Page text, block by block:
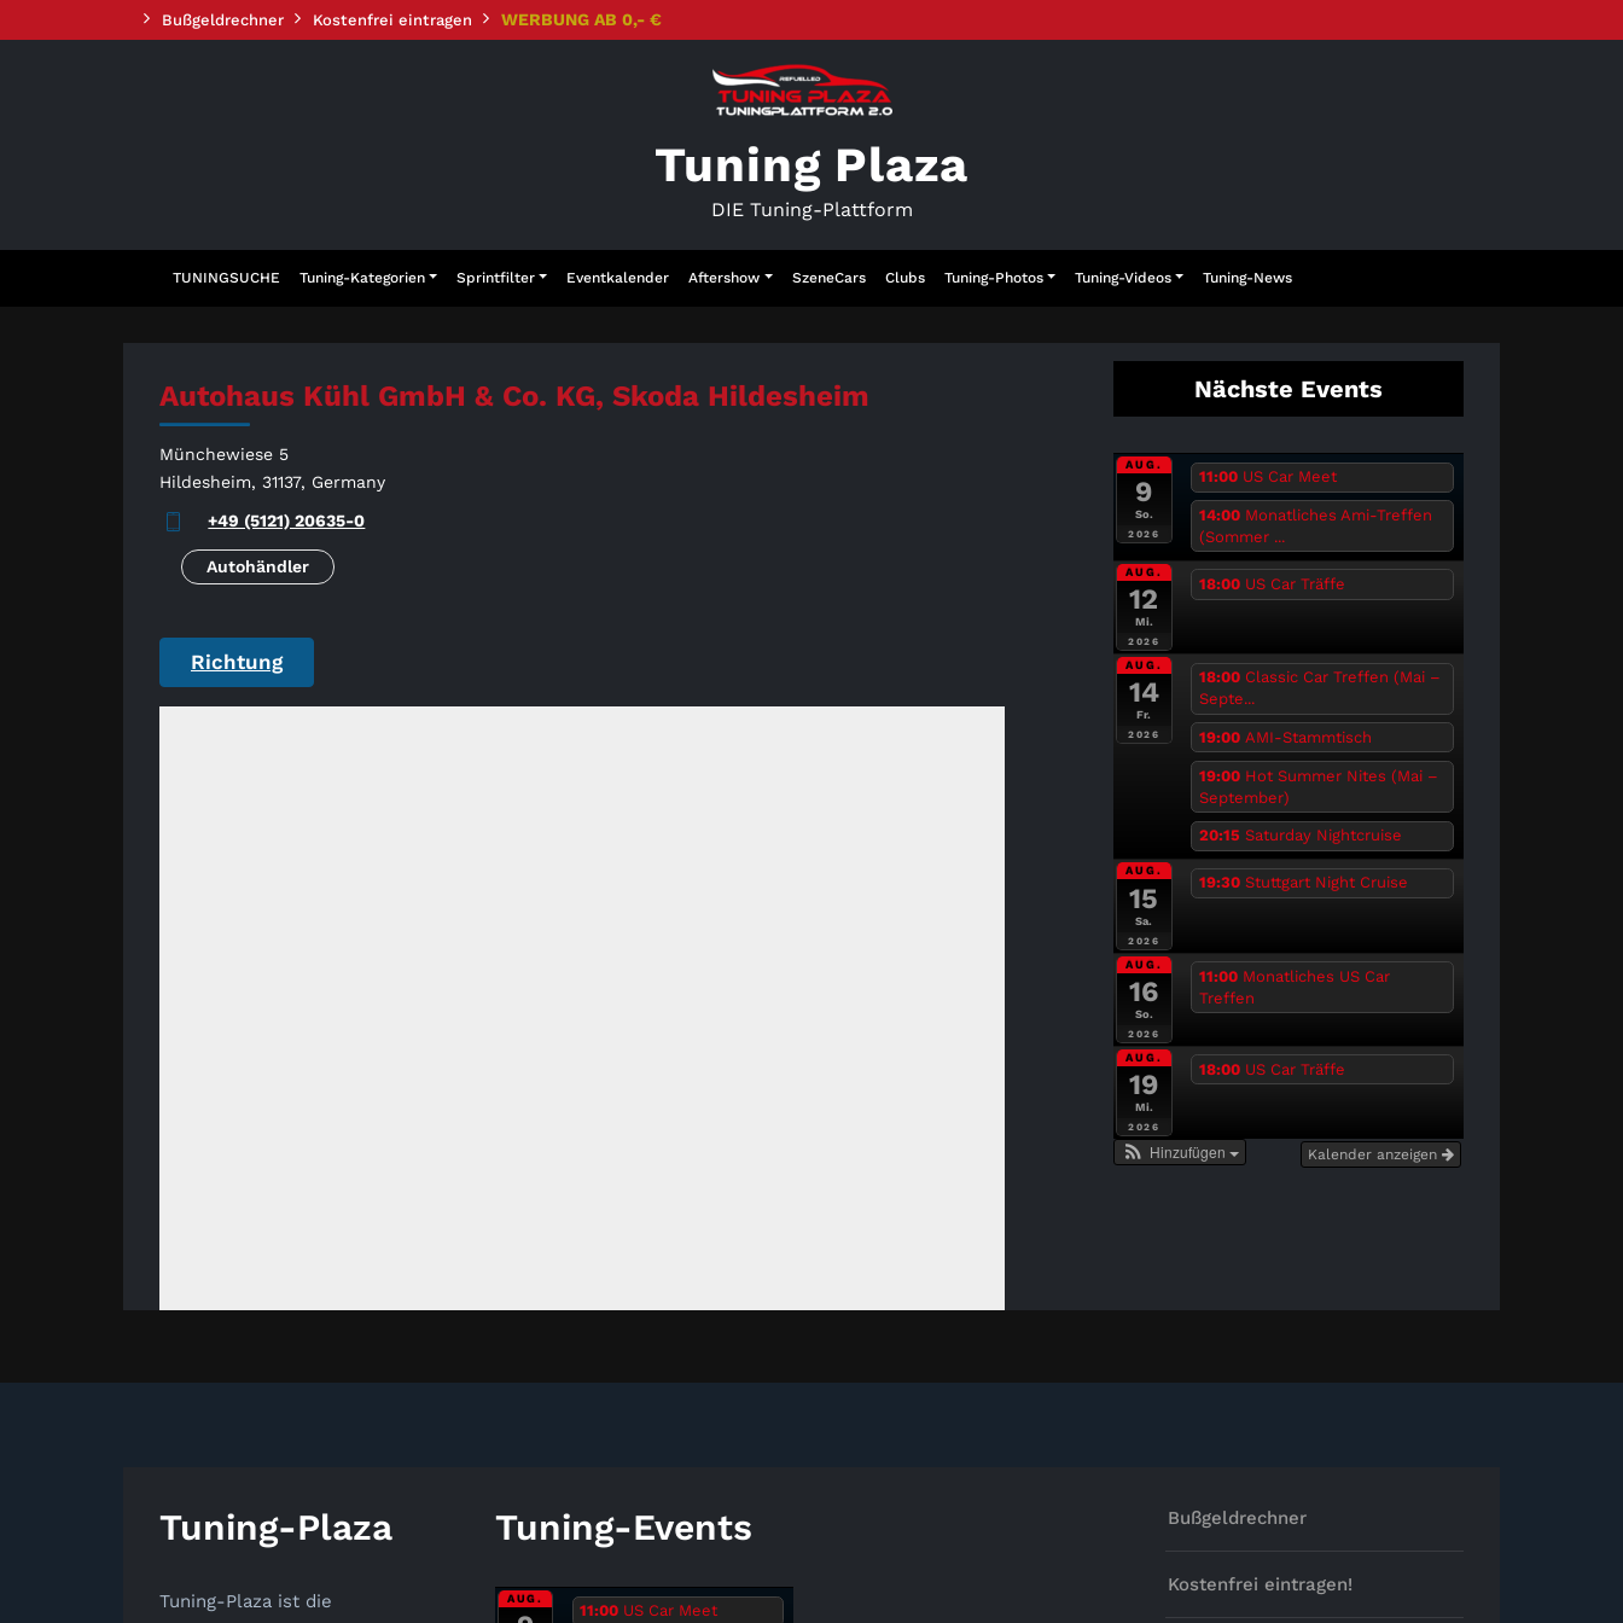
Inhalt
Bußgeldrechner Kostenfrei eintragen WERBUNG AB 0,- €
Tuning Plaza
DIE Tuning-Plattform
TUNINGSUCHE Tuning-Kategorien Sprintfilter Eventkalender Aftershow SzeneCars Clubs Tuning-Photos Tuning-Videos Tuning-News
Autohaus Kühl GmbH & Co. KG, Skoda Hildesheim
Münchewiese 5
Hildesheim, 31137, Germany
+49 (5121) 20635-0
Autohändler
Richtung
Nächste Events
AUG.
9
So.
2026
11:00 US Car Meet
14:00 Monatliches Ami-Treffen
(Sommer ...
AUG.
12
Mi.
2026
18:00 US Car Träffe
AUG.
14
Fr.
2026
18:00 Classic Car Treffen (Mai –
Septe...
19:00 AMI-Stammtisch
19:00 Hot Summer Nites (Mai –
September)
20:15 Saturday Nightcruise
AUG.
15
Sa.
2026
19:30 Stuttgart Night Cruise
AUG.
16
So.
2026
11:00 Monatliches US Car
Treffen
AUG.
19
Mi.
2026
18:00 US Car Träffe
Kalender anzeigen
Hinzufügen
Tuning-Plaza
Tuning-Plaza ist die
Tuning-Events
AUG.
11:00 US Car Meet
Bußgeldrechner
Kostenfrei eintragen!